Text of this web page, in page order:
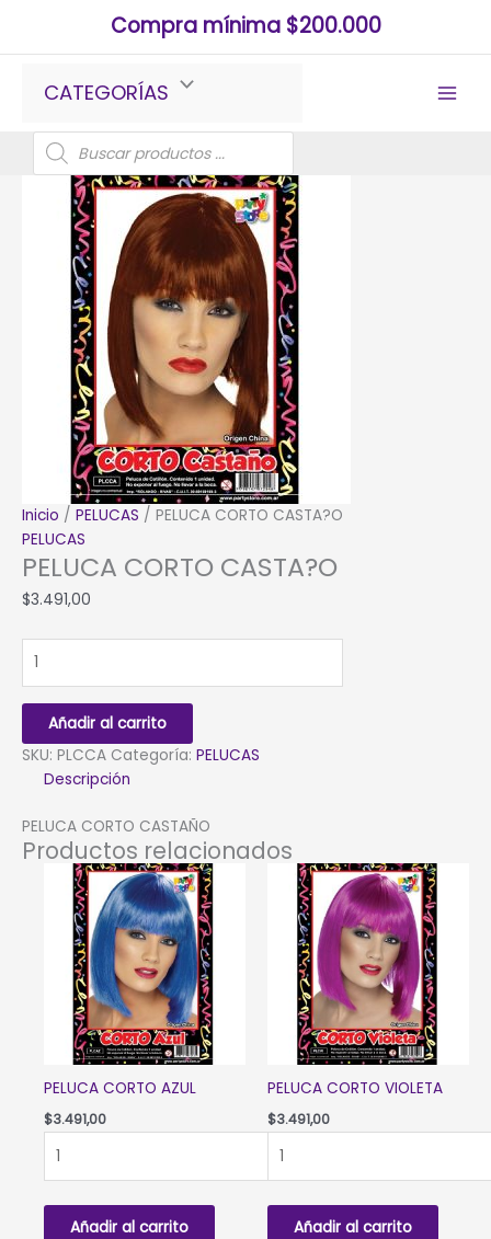
contenido
Compra mínima $200.000
CATEGORÍAS
Búsqueda
de
productos
Inicio / PELUCAS / PELUCA CORTO CASTA?O
PELUCAS
PELUCA CORTO CASTA?O
$3.491,00
CORTO
cantidad
Añadir al carrito
SKU: PLCCA Categoría: PELUCAS
Descripción
PELUCA CORTO CASTAÑO
Productos relacionados
PELUCA CORTO AZUL
$3.491,00
CORTO
cantidad
Añadir al carrito
PELUCA CORTO VIOLETA
$3.491,00
CORTO
cantidad
Añadir al carrito